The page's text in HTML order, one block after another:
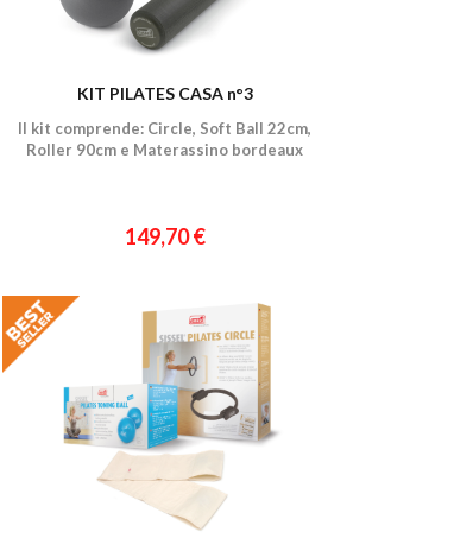
KIT PILATES CASA n°3
Il kit comprende: Circle, Soft Ball 22cm,
Roller 90cm e Materassino bordeaux
149,70 €